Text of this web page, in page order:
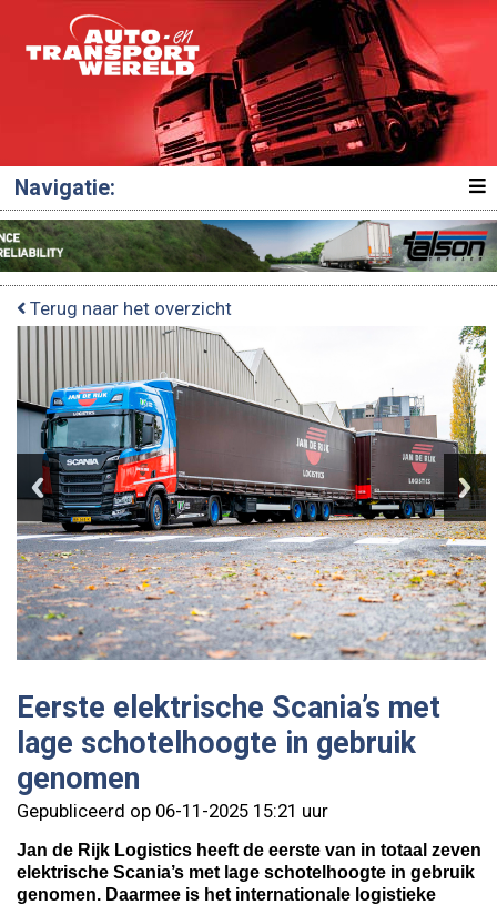
Navigatie:
Terug naar het overzicht
Eerste elektrische Scania’s met
lage schotelhoogte in gebruik
genomen
Gepubliceerd op 06-11-2025 15:21 uur
Jan de Rijk Logistics heeft de eerste van in totaal zeven
elektrische Scania’s met lage schotelhoogte in gebruik
genomen. Daarmee is het internationale logistieke